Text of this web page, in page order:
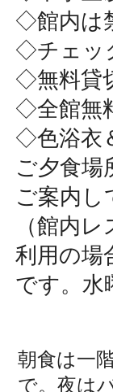
◇館内は
◇チェッ
◇無料貸
◇全館無
◇色浴衣
ご夕食場
ご案内し
（館内
利用の場
です。水
朝食は一
で。夜は